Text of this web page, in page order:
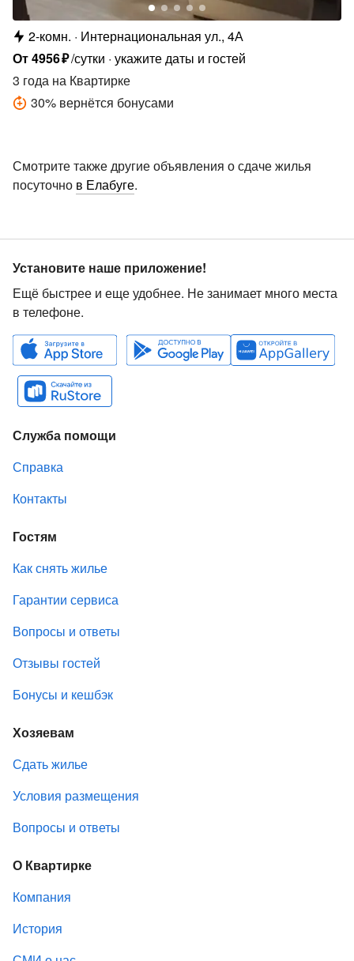
2-комн.
Интернациональная ул., 4А
От4956₽/сутки укажите даты и гостей
3 года на Квартирке
30% вернётся бонусами
Смотрите также другие объявления о сдаче жилья
посуточно в Елабуге.
Установите наше приложение!
Ещё быстрее и еще удобнее. Не занимает много места
в телефоне.
Служба помощи
Справка
Контакты
Гостям
Как снять жилье
Гарантии сервиса
Вопросы и ответы
Отзывы гостей
Бонусы и кешбэк
Хозяевам
Сдать жилье
Условия размещения
Вопросы и ответы
О Квартирке
Компания
История